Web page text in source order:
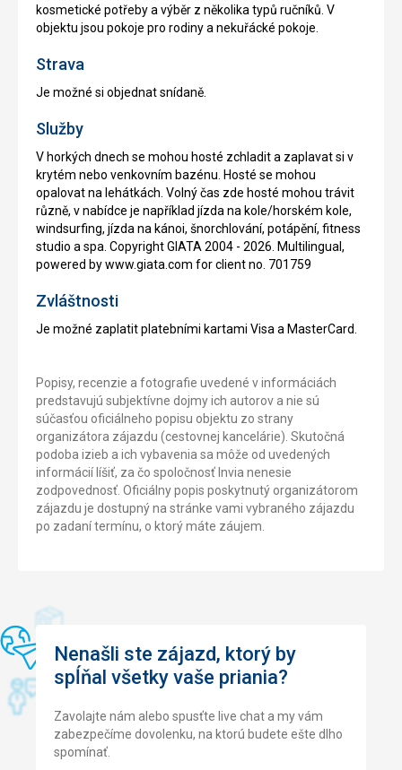
kosmetické potřeby a výběr z několika typů ručníků. V
objektu jsou pokoje pro rodiny a nekuřácké pokoje.
Strava
Je možné si objednat snídaně.
Služby
V horkých dnech se mohou hosté zchladit a zaplavat si v
krytém nebo venkovním bazénu. Hosté se mohou
opalovat na lehátkách. Volný čas zde hosté mohou trávit
různě, v nabídce je například jízda na kole/horském kole,
windsurfing, jízda na kánoi, šnorchlování, potápění, fitness
studio a spa. Copyright GIATA 2004 - 2026. Multilingual,
powered by www.giata.com for client no. 701759
Zvláštnosti
Je možné zaplatit platebními kartami Visa a MasterCard.
Popisy, recenzie a fotografie uvedené v informáciách
predstavujú subjektívne dojmy ich autorov a nie sú
súčasťou oficiálneho popisu objektu zo strany
organizátora zájazdu (cestovnej kancelárie). Skutočná
podoba izieb a ich vybavenia sa môže od uvedených
informácií líšiť, za čo spoločnosť Invia nenesie
zodpovednosť. Oficiálny popis poskytnutý organizátorom
zájazdu je dostupný na stránke vami vybraného zájazdu
po zadaní termínu, o ktorý máte záujem.
Nenašli ste zájazd, ktorý by
spĺňal všetky vaše priania?
Zavolajte nám alebo spusťte live chat a my vám
zabezpečíme dovolenku, na ktorú budete ešte dlho
spomínať.